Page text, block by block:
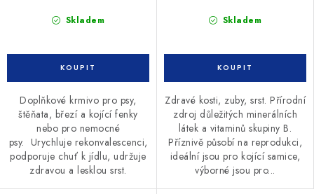
Skladem
Doplňkové krmivo pro psy,
štěňata, březí a kojící fenky
nebo pro nemocné
psy. Urychluje rekonvalescenci,
podporuje chuť k jídlu, udržuje
zdravou a lesklou srst.
Skladem
Zdravé kosti, zuby, srst. Přírodní
zdroj důležitých minerálních
látek a vitaminů skupiny B.
Příznivě působí na reprodukci,
ideální jsou pro kojící samice,
výborné jsou pro...